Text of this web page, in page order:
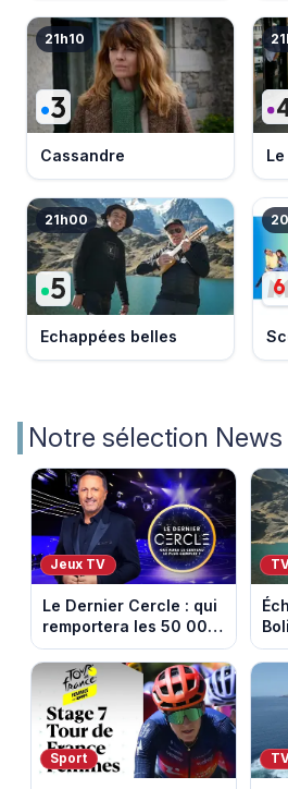
21h10
Cassandre
21h00
Echappées belles
Notre sélection News
Jeux TV
Le Dernier Cercle : qui
remportera les 50 000
euros face aux
personnalités ?
Sport